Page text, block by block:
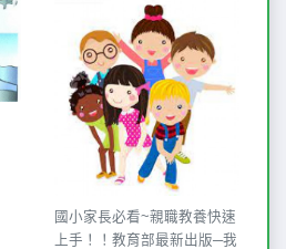
國小家長必看~親職教養快速
上手！！教育部最新出版─我